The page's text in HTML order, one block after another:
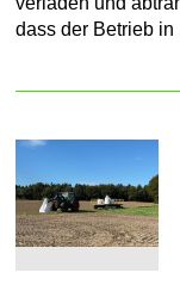
dass der Betrieb in